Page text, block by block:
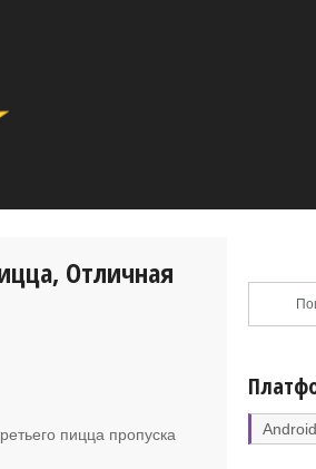
Отличная
пицца пропуска
Android